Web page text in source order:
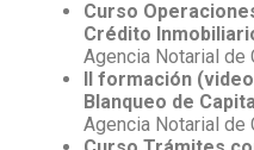
Curso
Crédito
Agencia Notarial de
II formación
Blanqueo de
Agencia Notarial de